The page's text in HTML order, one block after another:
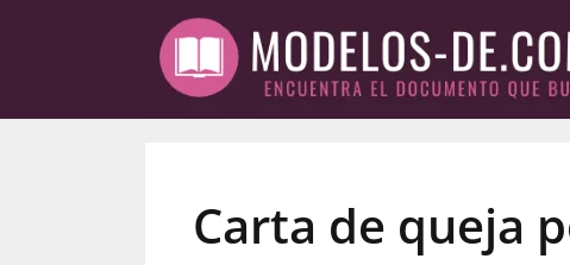
Carta de queja